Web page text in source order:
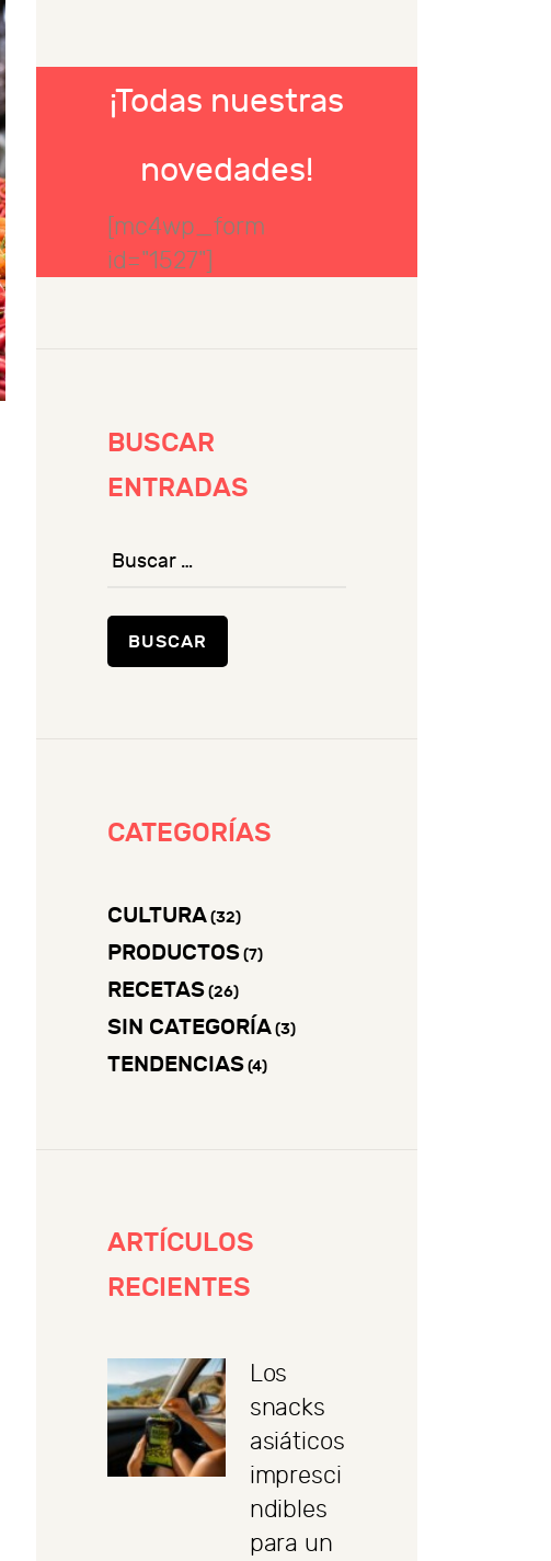
¡Todas nuestras
novedades!
[mc4wp_form
id="1527"]
BUSCAR
ENTRADAS
Buscar:
CATEGORÍAS
CULTURA(32)
PRODUCTOS(7)
RECETAS(26)
SIN CATEGORÍA(3)
TENDENCIAS(4)
ARTÍCULOS
RECIENTES
Los
snacks
asiáticos
impresci
ndibles
para un